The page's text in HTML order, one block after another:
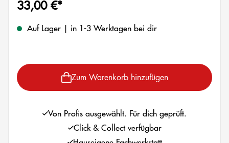
33,00 €*
Auf Lager | in 1-3 Werktagen bei dir
Zum Warenkorb hinzufügen
Von Profis ausgewählt. Für dich geprüft.
Click & Collect verfügbar